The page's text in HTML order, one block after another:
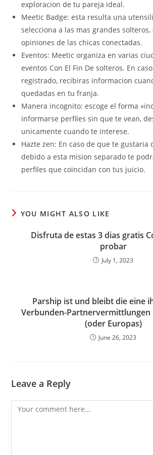
exploracion de tu pareja ideal.
Meetic Badge: esta resulta una
selecciona a las mas grandes solteros,
opiniones de las chicas conectadas.
Eventos: Meetic organiza en varias
eventos Con El Fin De solteros. En
registrado, recibiras informacion
quedadas en tu franja.
Manera incognito: escoge el forma
informarse perfiles sin que te vean,
unicamente cuando te interese.
Hazte zen: En caso de que te gustaria
debido a esta mision separado te
perfiles que coincidan con tus juicio.
YOU MIGHT ALSO LIKE
Disfruta de estas 3 dias gratis
probar
July 1, 2023
Parship ist und bleibt die eine
Verbunden-Partnervermittlungen
(oder Europas)
June 26, 2023
Leave a Reply
Comment